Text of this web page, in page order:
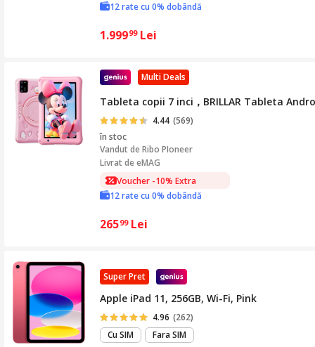
12 rate cu 0% dobândă
1.99999 Lei
Multi Deals
Tableta copii 7 inci，BRILLAR Tableta
4.44 (569)
în stoc
Vandut deRibo PIoneer
Livrat de eMAG
Voucher -10% Extra
12 rate cu 0% dobândă
26599 Lei
Super Pret
Apple iPad 11, 256GB, Wi-Fi, Pink
4.96 (262)
Cu SIM
Fara SIM